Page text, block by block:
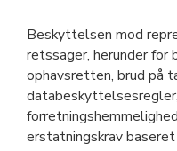
Beskyttelsen mod
retssager, herunder for
ophavsretten, brud på
erstatningskrav